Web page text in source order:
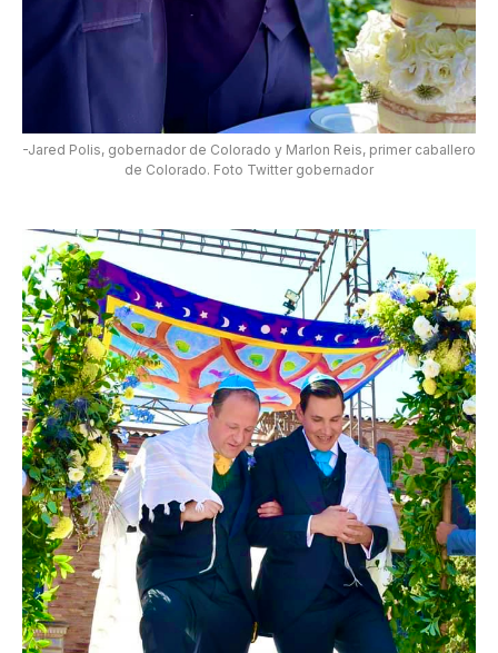
-Jared Polis, gobernador de Colorado y Marlon Reis, primer caballero
de Colorado. Foto Twitter gobernador